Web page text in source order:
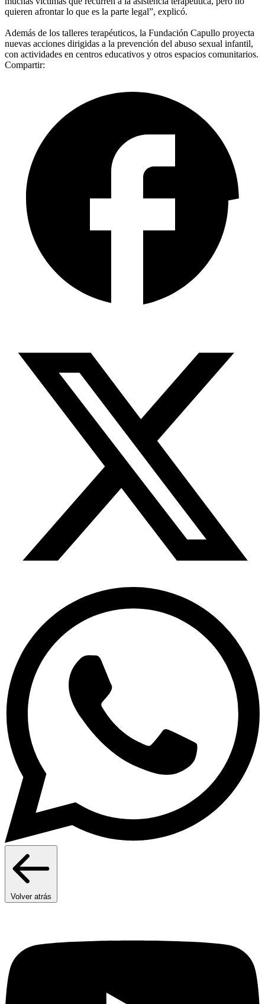
quieren afrontar lo que es la parte legal”, explicó.
Además de los talleres terapéuticos, la Fundación Capullo proyecta
nuevas acciones dirigidas a la prevención del abuso sexual infantil,
con actividades en centros educativos y otros espacios comunitarios.
Compartir:
Volver atrás